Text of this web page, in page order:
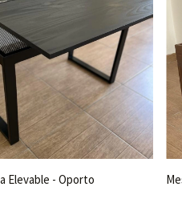
Elevable - Oporto